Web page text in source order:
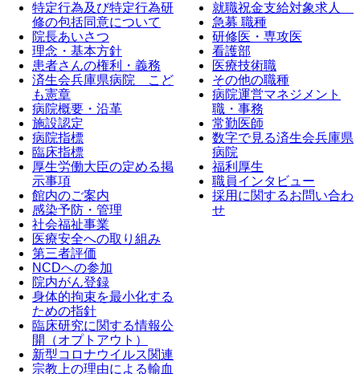
特定行為及び特定行為研
修の包括同意について
院長あいさつ
理念・基本方針
患者さんの権利・義務
済生会兵庫県病院 こど
も憲章
病院概要・沿革
施設認定
病院指標
臨床指標
厚生労働大臣の定める掲
示事項
館内のご案内
感染予防・管理
社会福祉事業
医療安全への取り組み
第三者評価
NCDへの参加
院内がん登録
身体的拘束を最小化する
ための指針
臨床研究に関する情報公
開（オプトアウト）
新型コロナウイルス関連
宗教上の理由による輸血
就職祝金支給対象求人
急募 職種
研修医・専攻医
看護部
医療技術職
その他の職種
病院運営マネジメント
職・事務
常勤医師
数字で見る済生会兵庫県
病院
福利厚生
職員インタビュー
採用に関するお問い合わ
せ